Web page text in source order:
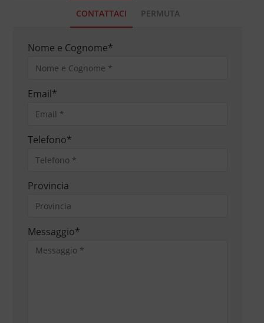
CONTATTACI PERMUTA
Nome e Cognome*
Email*
Telefono*
Provincia
Messaggio*